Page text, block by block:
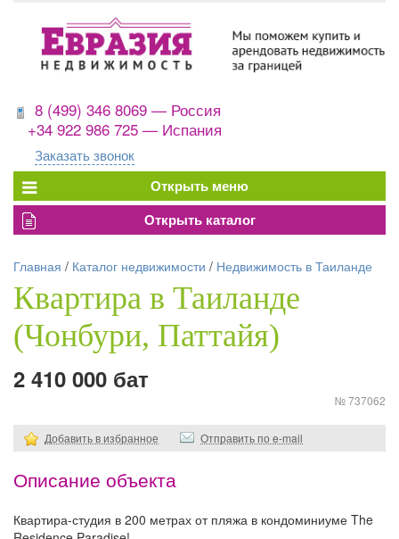
8 (499) 346 8069 — Россия
+34 922 986 725 — Испания
Заказать звонок
Главная / Каталог недвижимости / Недвижимость в Таиланде
Квартира в Таиланде
(Чонбури, Паттайя)
2 410 000 бат
№ 737062
Добавить в избранное Отправить по e-mail
Описание объекта
Квартира-студия в 200 метрах от пляжа в кондоминиуме The